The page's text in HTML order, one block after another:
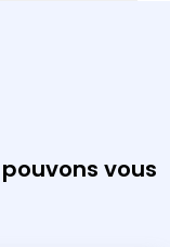
vous